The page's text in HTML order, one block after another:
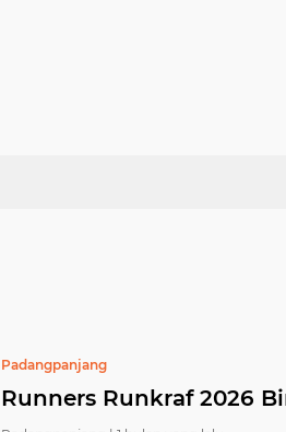
Padangpanjang
Runners Runkraf 2026